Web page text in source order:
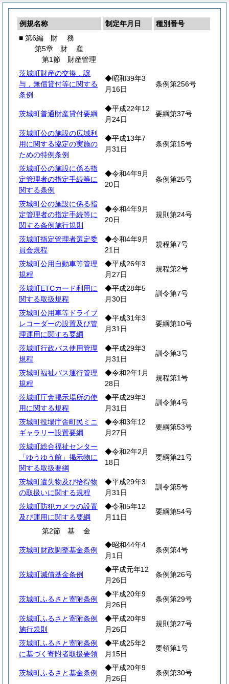
例規名称 制定年月日
種別番号
■ 第6編 財 務
第5章 財 産
第1節 財産管理
茨城町財産の交換，譲
与，無償貸付等に関する
条例
◆昭和39年3
月16日
条例第256号
茨城町普通財産貸付要綱
◆平成22年12
月24日
要綱第37号
茨城町公の施設の広域利
用に関する協定の実施の
ための特例条例
◆平成13年7
月31日
条例第15号
茨城町公の施設に係る指
定管理者の指定手続等に
関する条例
◆令和4年9月
20日
条例第25号
茨城町公の施設に係る指
定管理者の指定手続等に
関する条例施行規則
◆令和4年9月
20日
規則第24号
茨城町指定管理者選定委
員会規程
◆令和4年9月
21日
規程第7号
茨城町公用自動車等管理
規程
◆平成26年3
月27日
規程第2号
茨城町ETCカード利用に
関する取扱規程
◆平成28年5
月30日
訓令第7号
茨城町公用車等ドライブ
レコーダーの設置及び管
理運用に関する要綱
◆平成31年3
月31日
要綱第10号
茨城町行政バス使用管理
規程
◆平成29年3
月31日
訓令第3号
茨城町福祉バス運行管理
規程
◆令和2年1月
28日
規程第1号
茨城町庁舎掲示場所の使
用に関する規程
◆平成29年3
月31日
訓令第4号
茨城町役場庁舎町民ミニ
ギャラリー設置要綱
◆令和3年12
月27日
要綱第53号
茨城町総合福祉センター
「ゆうゆう館」掲示物に
関する取扱要綱
◆令和2年2月
18日
要綱第21号
茨城町遺失物及び拾得物
の取扱いに関する規程
◆平成29年3
月31日
訓令第5号
茨城町防犯カメラの設置
及び運用に関する要綱
◆令和5年12
月11日
要綱第54号
第2節 基金
茨城町財政調整基金条例
◆昭和44年4
月1日
条例第4号
茨城町減債基金条例
◆平成元年12
月26日
条例第26号
茨城町ふるさと寄附条例
◆平成20年9
月26日
条例第29号
茨城町ふるさと寄附条例
施行規則
◆平成20年9
月26日
規則第27号
茨城町ふるさと寄附条例
に基づく寄附者取扱要領
◆平成25年2
月15日
要領第1号
茨城町ふるさと基金条例
◆平成20年9
月26日
条例第30号